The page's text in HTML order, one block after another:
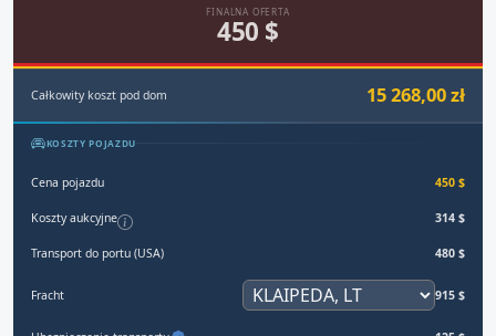
FINALNA OFERTA
450 $
Całkowity koszt pod dom 15 268,00 zł
KOSZTY POJAZDU
Cena pojazdu 450 $
Koszty aukcyjne 314 $
Transport do portu (USA) 480 $
Fracht 915 $